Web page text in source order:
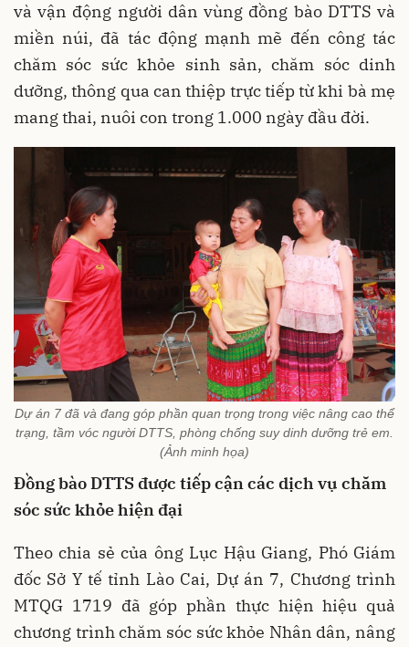
và vận động người dân vùng đồng bào DTTS và
miền núi, đã tác động mạnh mẽ đến công tác
chăm sóc sức khỏe sinh sản, chăm sóc dinh
dưỡng, thông qua can thiệp trực tiếp từ khi bà mẹ
mang thai, nuôi con trong 1.000 ngày đầu đời.
Dự án 7 đã và đang góp phần quan trọng trong việc nâng cao thể
trạng, tầm vóc người DTTS, phòng chống suy dinh dưỡng trẻ em.
(Ảnh minh họa)
Đồng bào DTTS được tiếp cận các dịch vụ chăm
sóc sức khỏe hiện đại
Theo chia sẻ của ông Lục Hậu Giang, Phó Giám
đốc Sở Y tế tỉnh Lào Cai, Dự án 7, Chương trình
MTQG 1719 đã góp phần thực hiện hiệu quả
chương trình chăm sóc sức khỏe Nhân dân, nâng